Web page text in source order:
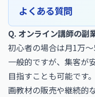
よくある質問
Q. オンライン講師の副
初心者の場合は月1万
一般的ですが、集客が
目指すことも可能です
画教材の販売や継続的